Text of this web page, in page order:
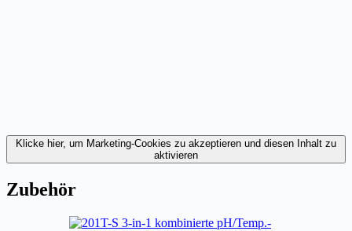
Klicke hier, um Marketing-Cookies zu akzeptieren und diesen Inhalt zu
aktivieren
Zubehör